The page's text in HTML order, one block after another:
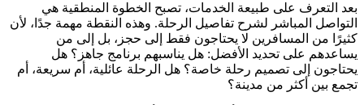
بعد التعرف على طبيعة الخدمات، تصبح الخطوة المنطقية هي
التواصل المباشر لشرح تفاصيل الرحلة. وهذه النقطة مهمة جدًا، لأن
كثيرًا من المسافرين لا يحتاجون فقط إلى حجز، بل إلى من
يساعدهم على تحديد الأفضل: هل يناسبهم برنامج جاهز؟ هل
يحتاجون إلى تصميم رحلة خاصة؟ هل الرحلة عائلية، أم سريعة، أم
تجمع بين أكثر من مدينة؟